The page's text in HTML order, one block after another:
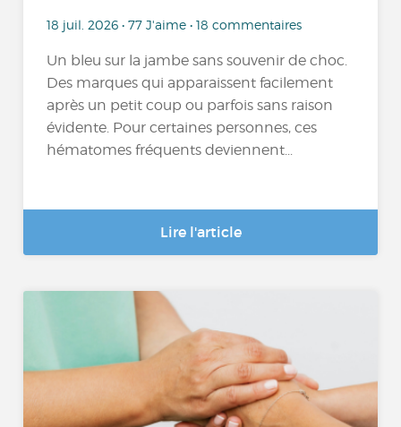
18 juil. 2026 • 77 J'aime • 18 commentaires
Un bleu sur la jambe sans souvenir de choc.
Des marques qui apparaissent facilement
après un petit coup ou parfois sans raison
évidente. Pour certaines personnes, ces
hématomes fréquents deviennent...
Lire l'article